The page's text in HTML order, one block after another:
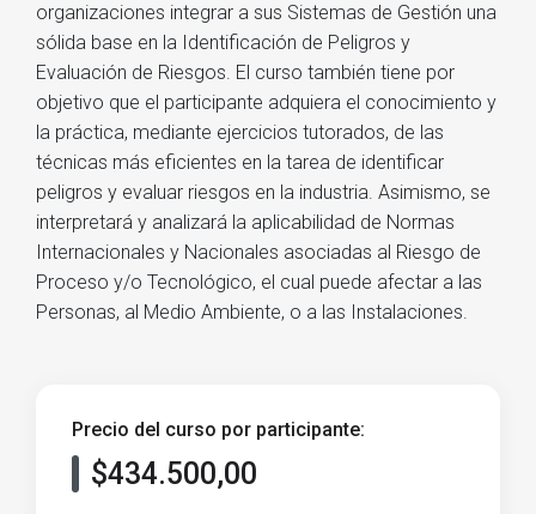
organizaciones integrar a sus Sistemas de Gestión una
sólida base en la Identificación de Peligros y
Evaluación de Riesgos. El curso también tiene por
objetivo que el participante adquiera el conocimiento y
la práctica, mediante ejercicios tutorados, de las
técnicas más eficientes en la tarea de identificar
peligros y evaluar riesgos en la industria. Asimismo, se
interpretará y analizará la aplicabilidad de Normas
Internacionales y Nacionales asociadas al Riesgo de
Proceso y/o Tecnológico, el cual puede afectar a las
Personas, al Medio Ambiente, o a las Instalaciones.
Precio del curso por participante:
$434.500,00